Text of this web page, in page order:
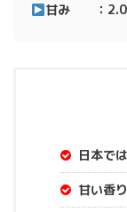
甘み ：2.0
日本で
甘い香